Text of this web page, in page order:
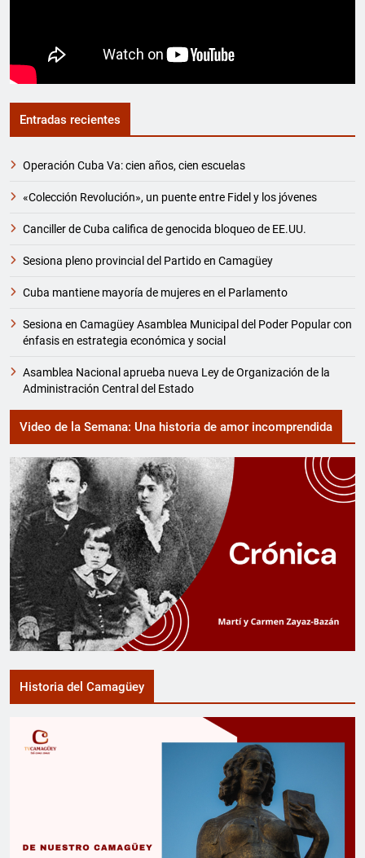
Entradas recientes
Operación Cuba Va: cien años, cien escuelas
«Colección Revolución», un puente entre Fidel y los jóvenes
Canciller de Cuba califica de genocida bloqueo de EE.UU.
Sesiona pleno provincial del Partido en Camagüey
Cuba mantiene mayoría de mujeres en el Parlamento
Sesiona en Camagüey Asamblea Municipal del Poder Popular con
énfasis en estrategia económica y social
Asamblea Nacional aprueba nueva Ley de Organización de la
Administración Central del Estado
Video de la Semana: Una historia de amor incomprendida
Historia del Camagüey